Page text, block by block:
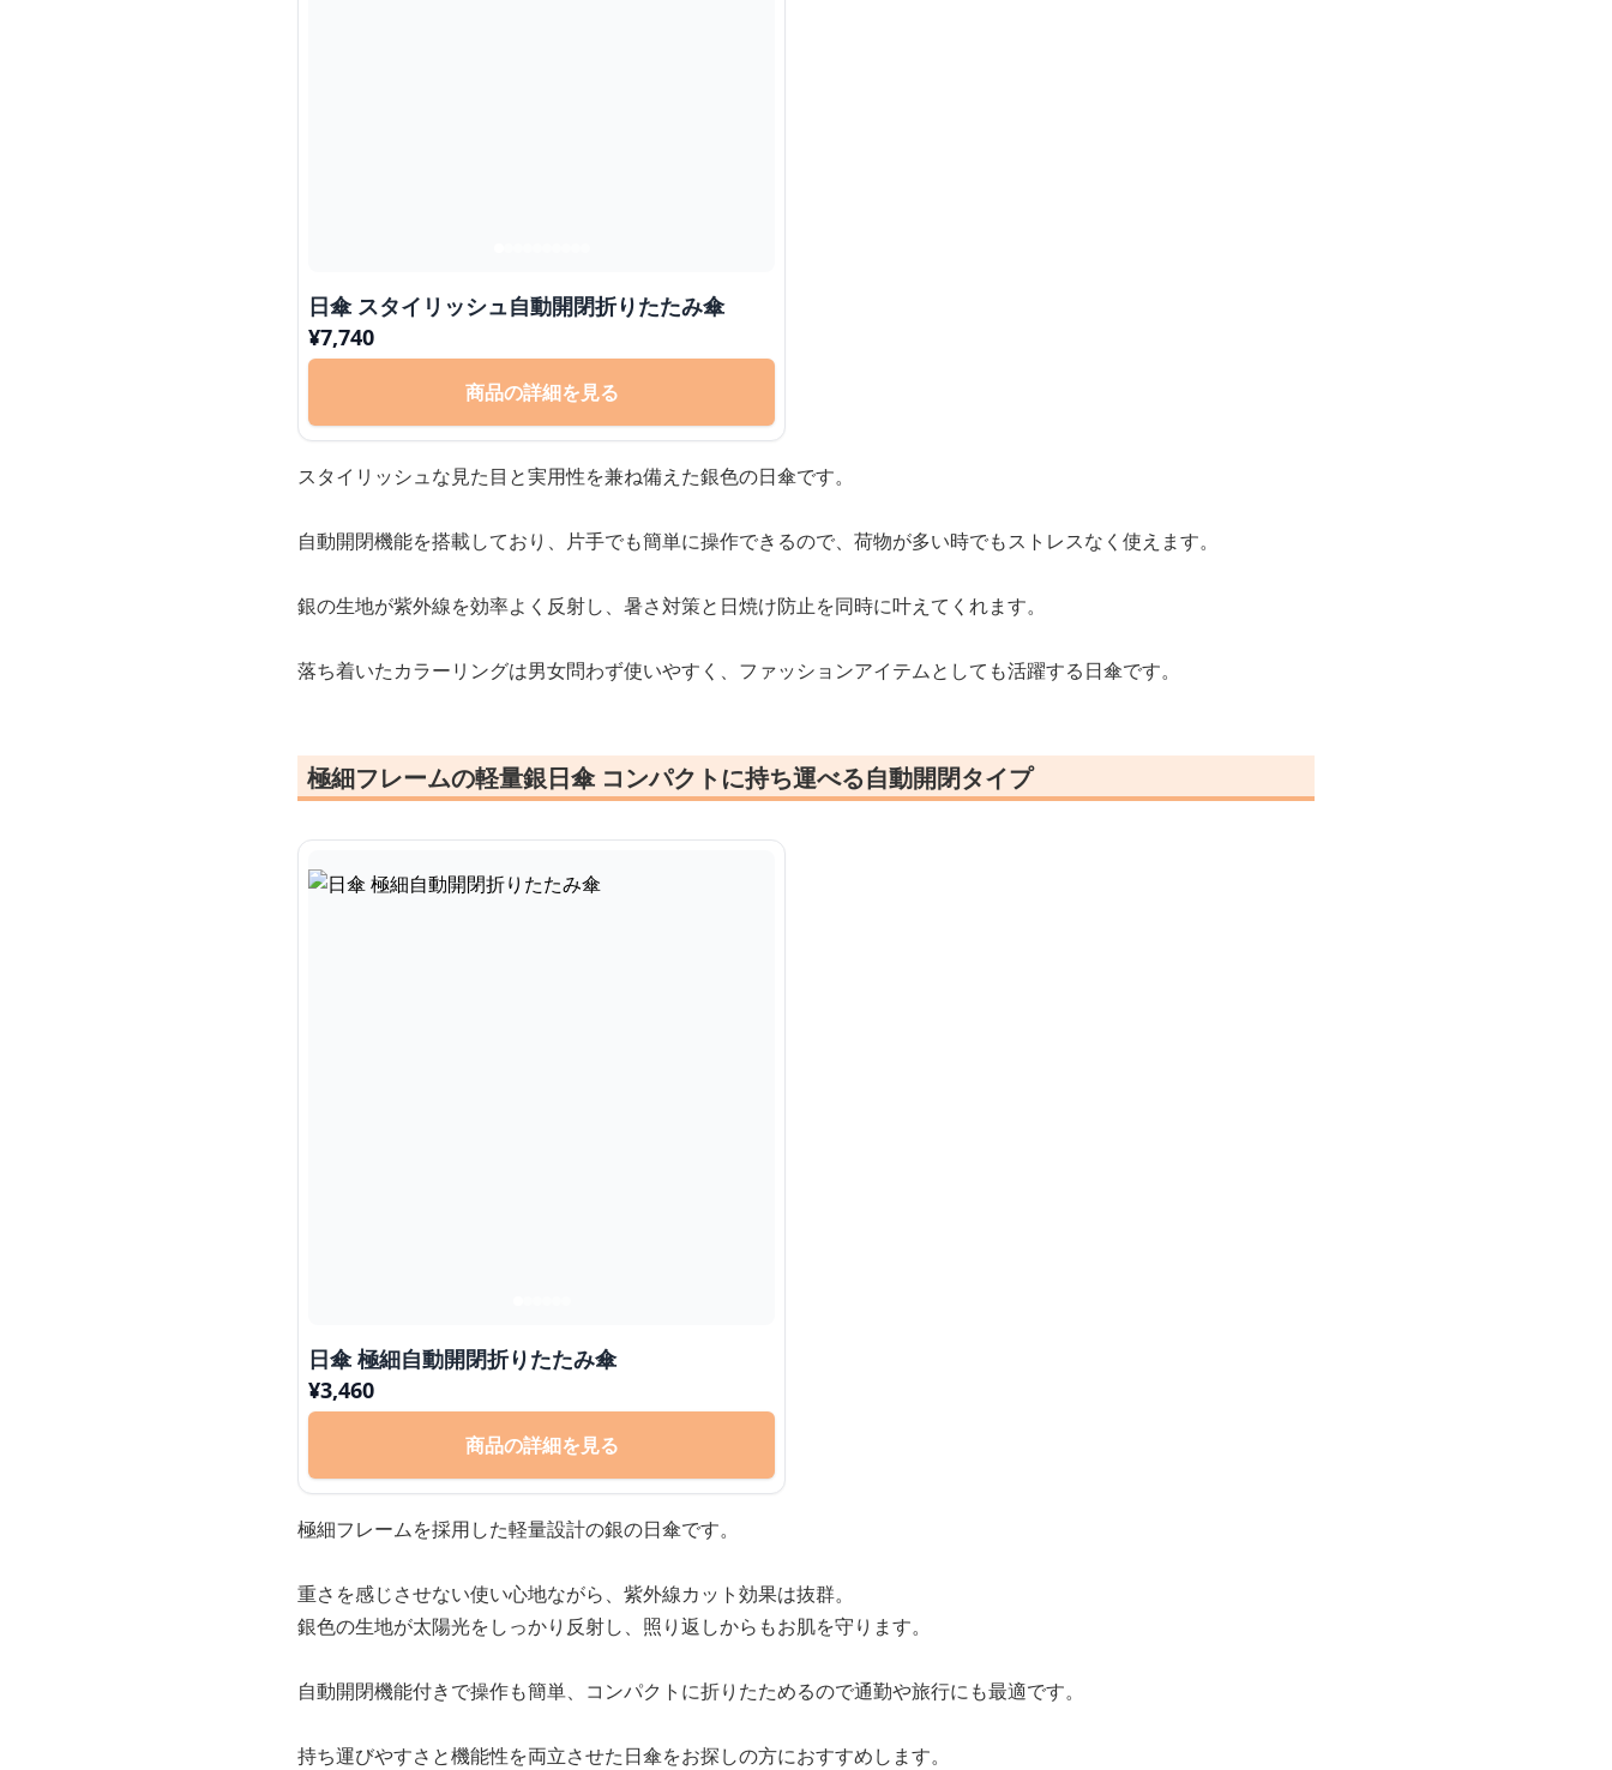
日傘 スタイリッシュ自動開閉折りたたみ傘
¥7,740
商品の詳細を見る
スタイリッシュな見た目と実用性を兼ね備えた銀色の日傘です。
自動開閉機能を搭載しており、片手でも簡単に操作できるので、荷物が多い時でもストレスなく使えます。
銀の生地が紫外線を効率よく反射し、暑さ対策と日焼け防止を同時に叶えてくれます。
落ち着いたカラーリングは男女問わず使いやすく、ファッションアイテムとしても活躍する日傘です。
極細フレームの軽量銀日傘 コンパクトに持ち運べる自動開閉タイプ
日傘 極細自動開閉折りたたみ傘
¥3,460
商品の詳細を見る
極細フレームを採用した軽量設計の銀の日傘です。
重さを感じさせない使い心地ながら、紫外線カット効果は抜群。
銀色の生地が太陽光をしっかり反射し、照り返しからもお肌を守ります。
自動開閉機能付きで操作も簡単、コンパクトに折りたためるので通勤や旅行にも最適です。
持ち運びやすさと機能性を両立させた日傘をお探しの方におすすめします。